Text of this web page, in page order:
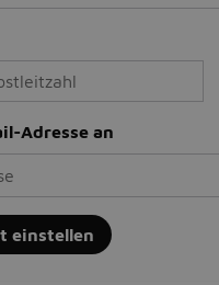
Adresse an
einstellen